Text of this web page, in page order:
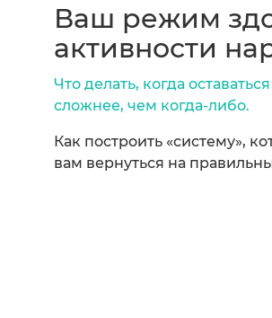
Ваш режим
активности
Что делать, когда
сложнее, чем когда-либо.
Как построить «систему»,
вам вернуться на